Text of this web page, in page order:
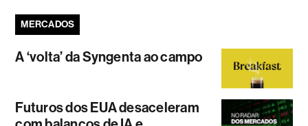
MERCADOS
A ‘volta’ da Syngenta ao campo
Futuros dos EUA desaceleram